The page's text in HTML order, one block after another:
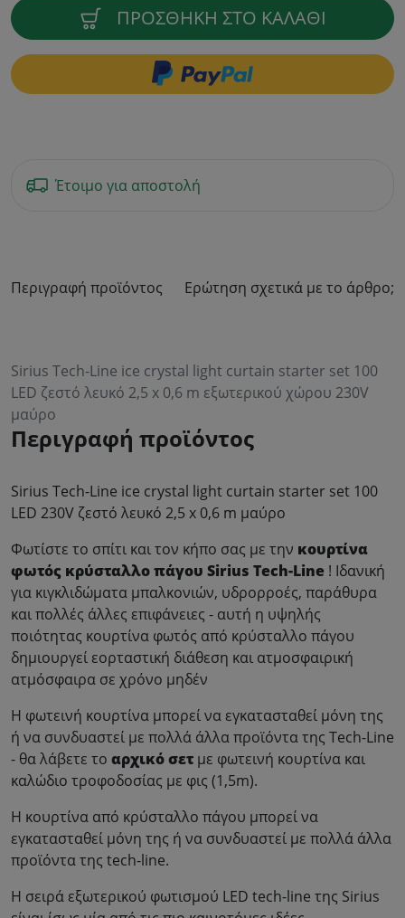
ΠΡΟΣΘΉΚΗ ΣΤΟ ΚΑΛΆΘΙ
Έτοιμο για αποστολή
Περιγραφή προϊόντος Ερώτηση σχετικά με το άρθρο;
Sirius Tech-Line ice crystal light curtain starter set 100
LED ζεστό λευκό 2,5 x 0,6 m εξωτερικού χώρου 230V
μαύρο
Περιγραφή προϊόντος
Sirius Tech-Line ice crystal light curtain starter set 100
LED 230V ζεστό λευκό 2,5 x 0,6 m μαύρο
Φωτίστε το σπίτι και τον κήπο σας με την κουρτίνα
φωτός κρύσταλλο πάγου Sirius Tech-Line ! Ιδανική
για κιγκλιδώματα μπαλκονιών, υδρορροές, παράθυρα
και πολλές άλλες επιφάνειες - αυτή η υψηλής
ποιότητας κουρτίνα φωτός από κρύσταλλο πάγου
δημιουργεί εορταστική διάθεση και ατμοσφαιρική
ατμόσφαιρα σε χρόνο μηδέν
Η φωτεινή κουρτίνα μπορεί να εγκατασταθεί μόνη της
ή να συνδυαστεί με πολλά άλλα προϊόντα της Tech-Line
- θα λάβετε το αρχικό σετ με φωτεινή κουρτίνα και
καλώδιο τροφοδοσίας με φις (1,5m).
Η κουρτίνα από κρύσταλλο πάγου μπορεί να
εγκατασταθεί μόνη της ή να συνδυαστεί με πολλά άλλα
προϊόντα της tech-line.
Η σειρά εξωτερικού φωτισμού LED tech-line της Sirius